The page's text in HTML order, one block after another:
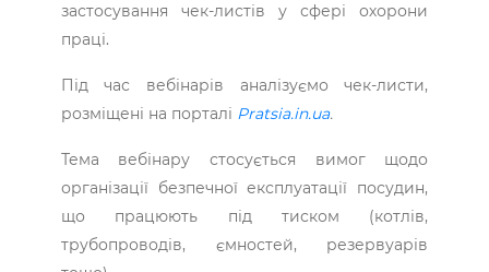
застосування чек-листів у сфері охорони
праці.
Під час вебінарів аналізуємо чек-листи,
розміщені на порталі Pratsia.in.ua.
Тема вебінару стосується вимог щодо
організації безпечної експлуатації посудин,
що працюють під тиском (котлів,
трубопроводів, ємностей, резервуарів